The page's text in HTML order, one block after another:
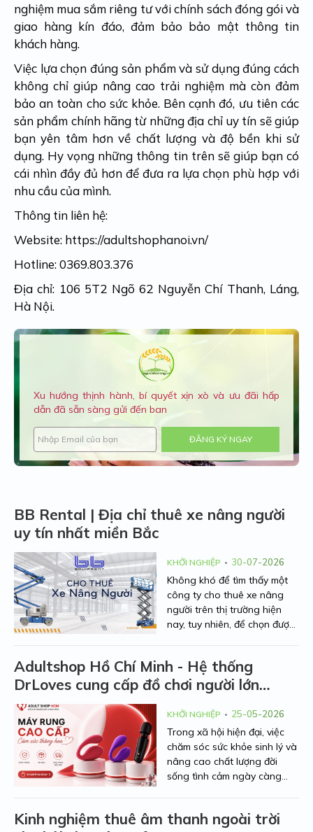
nghiệm mua sắm riêng tư với chính sách đóng gói và
giao hàng kín đáo, đảm bảo bảo mật thông tin
khách hàng.
Việc lựa chọn đúng sản phẩm và sử dụng đúng cách
không chỉ giúp nâng cao trải nghiệm mà còn đảm
bảo an toàn cho sức khỏe. Bên cạnh đó, ưu tiên các
sản phẩm chính hãng từ những địa chỉ uy tín sẽ giúp
bạn yên tâm hơn về chất lượng và độ bền khi sử
dụng. Hy vọng những thông tin trên sẽ giúp bạn có
cái nhìn đầy đủ hơn để đưa ra lựa chọn phù hợp với
nhu cầu của mình.
Thông tin liên hệ:
Website: https://adultshophanoi.vn/
Hotline:0369.803.376
Địa chỉ: 106 5T2 Ngõ 62 Nguyễn Chí Thanh, Láng,
Hà Nội.
Xu hướng thịnh hành, bí quyết xịn xò và ưu đãi hấp
dẫn đã sẵn sàng gửi đến ban
ĐĂNG KÝ NGAY
BB Rental | Địa chỉ thuê xe nâng người
uy tín nhất miền Bắc
KHỞI NGHIỆP 30-07-2026
Không khó để tìm thấy một
công ty cho thuê xe nâng
người trên thị trường hiện
nay, tuy nhiên, để chọn được
yên tâm vào công việc của
mình. Bởi lẽ, một chiếc xe
nâng người không chỉ đơn
thuần là thiết bị làm việc, mà
còn liên quan trực tiếp đến
sự an toàn của người lao
động và tiến độ của toàn bộ
dự án.
BB Rental – thương hiệu cho
thuộc Công ty TNHH Thiết bị
Adultshop Hồ Chí Minh - Hệ thống
DrLoves cung cấp đồ chơi người lớn
chính hãng uy tín tại TP.HCM
KHỞI NGHIỆP 25-05-2026
Trong xã hội hiện đại, việc
chăm sóc sức khỏe sinh lý và
nâng cao chất lượng đời
sống tình cảm ngày càng
chơi người lớn tại TP.HCM
Kinh nghiệm thuê âm thanh ngoài trời